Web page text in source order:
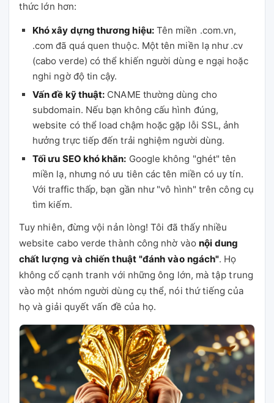
thức lớn hơn:
Khó xây dựng thương hiệu:Tên miền .com.vn,
.com đã quá quen thuộc. Một tên miền lạ như .cv
(cabo verde) có thể khiến người dùng e ngại hoặc
nghi ngờ độ tin cậy.
Vấn đề kỹ thuật: CNAME thường dùng cho
subdomain. Nếu bạn không cấu hình đúng,
website có thể load chậm hoặc gặp lỗi SSL, ảnh
hưởng trực tiếp đến trải nghiệm người dùng.
Tối ưu SEO khó khăn: Google không "ghét" tên
miền lạ, nhưng nó ưu tiên các tên miền có uy tín.
Với traffic thấp, bạn gần như "vô hình" trên công cụ
tìm kiếm.
Tuy nhiên, đừng vội nản lòng! Tôi đã thấy nhiều
website cabo verde thành công nhờ vào nội dung
chất lượng và chiến thuật "đánh vào ngách". Họ
không cố cạnh tranh với những ông lớn, mà tập trung
vào một nhóm người dùng cụ thể, nói thứ tiếng của
họ và giải quyết vấn đề của họ.